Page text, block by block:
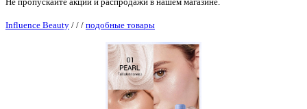
Influence Beauty / / / подобные товары